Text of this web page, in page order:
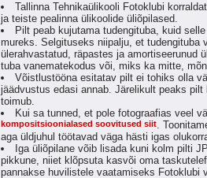
Tallinna Tehnikaülikooli Fotoklubi
ja teiste pealinna ülikoolide üliõpilased.
Pilt peab kujutama tudengituba, kuid
mureks. Selgituseks niipalju, et tudengituba
ülerahvastatud, räpastes ja amortiseerunud
tuba vanematekodus või, miks ka mitte,
Võistlustööna esitatav pilt ei tohiks olla
jäädvustus edasi annab. Järelikult peaks
toimub.
Kui sa tunned, et pole fotograafias veel
kompositsioonialased soovitused siit.
aga üldjuhul töötavad väga hästi igas
Iga üliõpilane võib lisada kuni kolm pilti
pikkune, niiet klõpsuta kasvõi oma
pannakse huvilistele vaatamiseks Fotoklubi